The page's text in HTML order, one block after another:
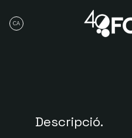
CA
Descripció.